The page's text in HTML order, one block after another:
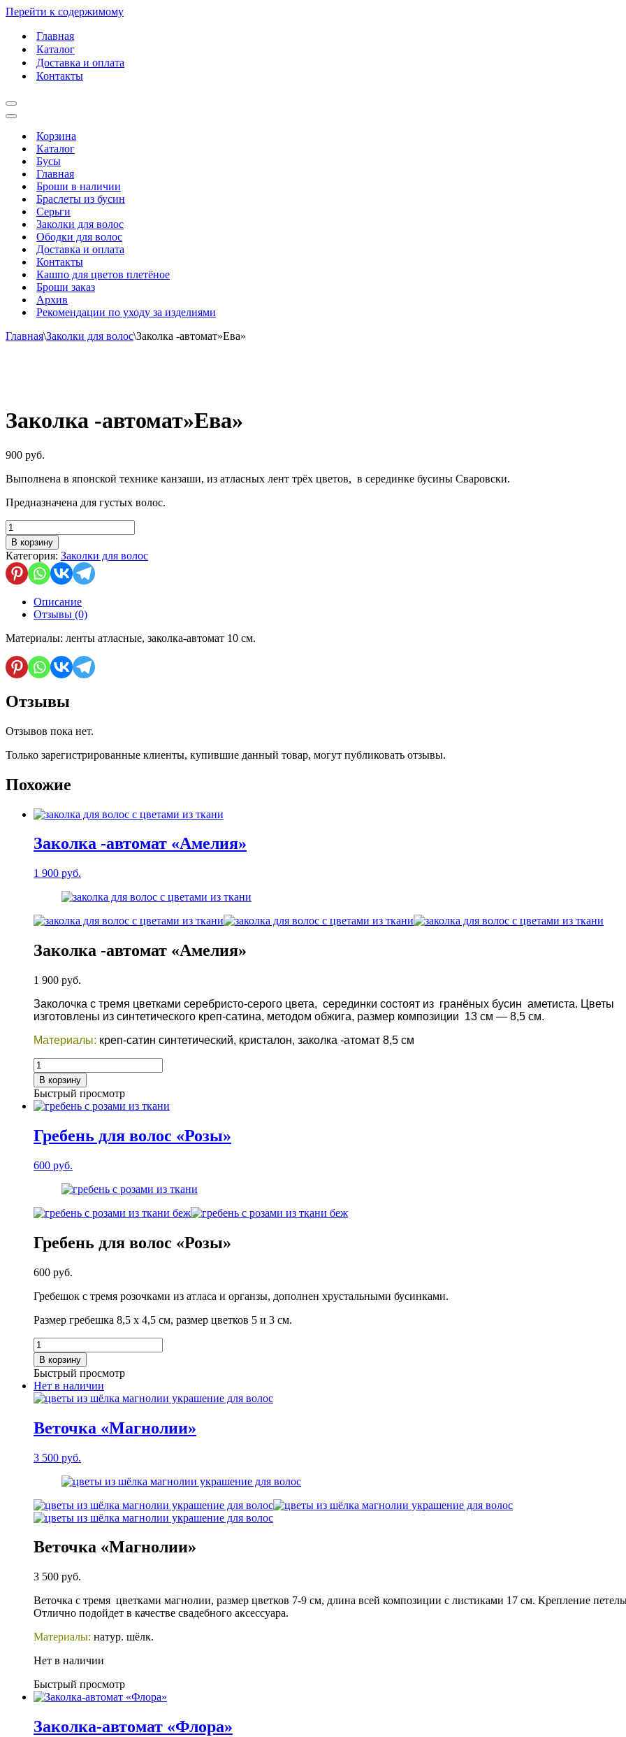
Перейти к содержимому
Главная
Каталог
Доставка и оплата
Контакты
Меню
навигации
Меню
навигацииКорзина
Каталог
Бусы
Главная
Броши в наличии
Браслеты из бусин
Серьги
Заколки для волос
Ободки для волос
Доставка и оплата
Контакты
Кашпо для цветов плетёное
Броши заказ
Архив
Рекомендации по уходу за изделиями
Главная\Заколки для волос\Заколка -автомат»Ева»
Заколка -автомат»Ева»
900 руб.
Выполнена в японской технике канзаши, из атласных лент трёх цветов, в серединке бусины Сваровски.
Предназначена для густых волос.
Количество
товара
Заколка
-автомат"Ева"
В корзину
Категория: Заколки для волос
Описание
Отзывы (0)
Материалы: ленты атласные, заколка-автомат 10 см.
Отзывы
Отзывов пока нет.
Только зарегистрированные клиенты, купившие данный товар, могут публиковать отзывы.
Похожие
Заколка -автомат «Амелия»
1 900 руб.
Заколка -автомат «Амелия»
1 900 руб.
Заколочка с тремя цветками серебристо-серого цвета, серединки состоят из гранёных бусин аметиста. Цветы
изготовлены из синтетического креп-сатина, методом обжига, размер композиции 13 см — 8,5 см.
Материалы: креп-сатин синтетический, кристалон, заколка -атомат 8,5 см
Количество
товара
Заколка
-автомат
"Амелия"
В корзину
Быстрый просмотр
Гребень для волос «Розы»
600 руб.
Гребень для волос «Розы»
600 руб.
Гребешок с тремя розочками из атласа и органзы, дополнен хрустальными бусинками.
Размер гребешка 8,5 х 4,5 см, размер цветков 5 и 3 см.
Количество
товара
Гребень
для
волос
«Розы»
В корзину
Быстрый просмотр
Нет в наличии
Веточка «Магнолии»
3 500 руб.
Веточка «Магнолии»
3 500 руб.
Веточка с тремя цветками магнолии, размер цветков 7-9 см, длина всей композиции с листиками 17 см. Крепление
Отлично подойдет в качестве свадебного аксессуара.
Материалы: натур. шёлк.
Нет в наличии
Быстрый просмотр
Заколка-автомат «Флора»